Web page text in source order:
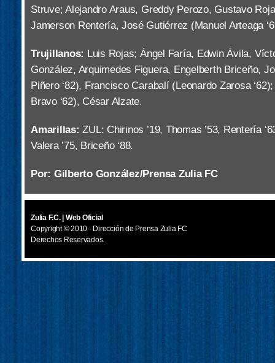
Struve; Alejandro Araus, Greddy Perozo, Gustavo
Jamerson Rentería, José Gutiérrez (Manuel Arteaga
Trujillanos: Luis Rojas; Ángel Faría, Edwin Ávila,
González, Arquimedes Figuera, Engelberth Briceño,
Piñero ‘82), Francisco Carabalí (Leonardo Zarosa
Bravo ‘62), César Alzate.
Amarillas: ZUL: Chirinos ’19, Thomas ’53, Rentería
Valera ’75, Briceño ‘88.
Por: Gilberto González/Prensa Zulia FC
Zulia F.C. | Web Oficial
Copyright © 2010 · Dirección de Prensa Zulia FC
Derechos Reservados.